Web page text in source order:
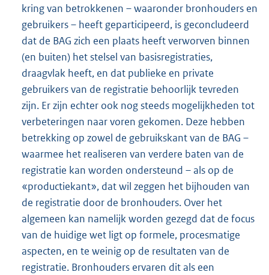
kring van betrokkenen – waaronder bronhouders en
gebruikers – heeft geparticipeerd, is geconcludeerd
dat de BAG zich een plaats heeft verworven binnen
(en buiten) het stelsel van basisregistraties,
draagvlak heeft, en dat publieke en private
gebruikers van de registratie behoorlijk tevreden
zijn. Er zijn echter ook nog steeds mogelijkheden tot
verbeteringen naar voren gekomen. Deze hebben
betrekking op zowel de gebruikskant van de BAG –
waarmee het realiseren van verdere baten van de
registratie kan worden ondersteund – als op de
«productiekant», dat wil zeggen het bijhouden van
de registratie door de bronhouders. Over het
algemeen kan namelijk worden gezegd dat de focus
van de huidige wet ligt op formele, procesmatige
aspecten, en te weinig op de resultaten van de
registratie. Bronhouders ervaren dit als een